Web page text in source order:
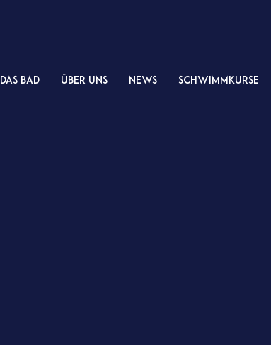
das Bad Über uns NEWS Schwimmkurse